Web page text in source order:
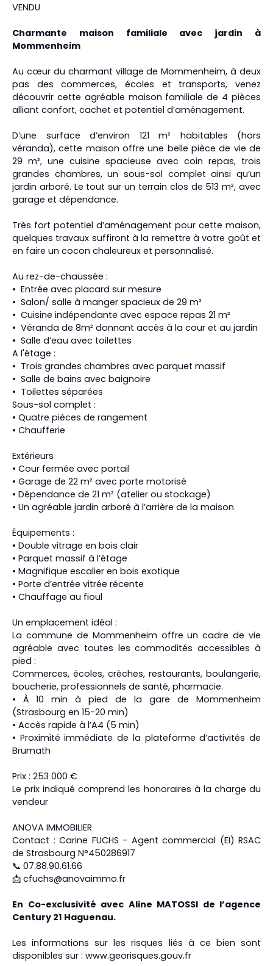
VENDU
Charmante maison familiale avec jardin à
Mommenheim
Au cœur du charmant village de Mommenheim, à deux
pas des commerces, écoles et transports, venez
découvrir cette agréable maison familiale de 4 pièces
alliant confort, cachet et potentiel d’aménagement.
D’une surface d’environ 121 m² habitables (hors
véranda), cette maison offre une belle pièce de vie de
29 m², une cuisine spacieuse avec coin repas, trois
grandes chambres, un sous-sol complet ainsi qu’un
jardin arboré. Le tout sur un terrain clos de 513 m², avec
garage et dépendance.
Très fort potentiel d’aménagement pour cette maison,
quelques travaux suffiront à la remettre à votre goût et
en faire un cocon chaleureux et personnalisé.
Au rez-de-chaussée :
Entrée avec placard sur mesure
Salon/ salle à manger spacieux de 29 m²
Cuisine indépendante avec espace repas 21 m²
Véranda de 8m² donnant accès à la cour et au jardin
Salle d’eau avec toilettes
A l'étage :
Trois grandes chambres avec parquet massif
Salle de bains avec baignoire
Toilettes séparées
Sous-sol complet :
• Quatre pièces de rangement
• Chaufferie
Extérieurs
• Cour fermée avec portail
• Garage de 22 m² avec porte motorisé
• Dépendance de 21 m² (atelier ou stockage)
• Un agréable jardin arboré à l’arrière de la maison
Équipements :
• Double vitrage en bois clair
• Parquet massif à l’étage
• Magnifique escalier en bois exotique
• Porte d’entrée vitrée récente
• Chauffage au fioul
Un emplacement idéal :
La commune de Mommenheim offre un cadre de vie
agréable avec toutes les commodités accessibles à
pied :
Commerces, écoles, crèches, restaurants, boulangerie,
boucherie, professionnels de santé, pharmacie.
• À 10 min à pied de la gare de Mommenheim
(Strasbourg en 15-20 min)
• Accès rapide à l’A4 (5 min)
• Proximité immédiate de la plateforme d’activités de
Brumath
Prix : 253 000 €
Le prix indiqué comprend les honoraires à la charge du
vendeur
ANOVA IMMOBILIER
Contact : Carine FUCHS - Agent commercial (EI) RSAC
de Strasbourg N°450286917
📞 07.88.90.61.66
📩 cfuchs@anovaimmo.fr
En Co-exclusivité avec Aline MATOSSI de l’agence
Century 21 Haguenau.
Les informations sur les risques liés à ce bien sont
disponibles sur : www.georisques.gouv.fr